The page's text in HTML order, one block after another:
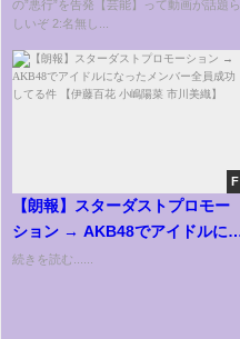
の”悪行”を告発【芸能】って動画が話題ら
しいぞ 2:名無し...
F
【朗報】スターダストプロモー
ション → AKB48でアイドルにな
ったメンバー全員成功してる件
続きを読む......